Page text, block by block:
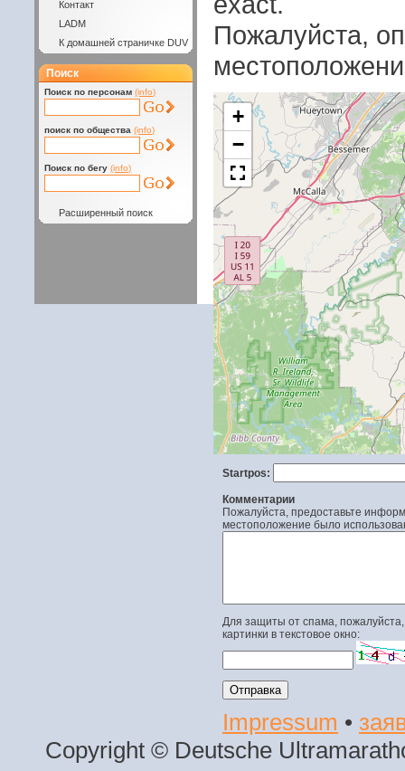
Контакт
LADM
К домашней страничке DUV
Поиск
Поиск по персонам (info)
поиск по общества (info)
Поиск по бегу (info)
Расширенный поиск
Пожалуйста,
+
−
Startpos:
Комментарии
Пожалуйста, предоставьте
местоположение было
Для защиты от спама,
картинки в текстовое окно:
Impressum •
Copyright © Deutsche